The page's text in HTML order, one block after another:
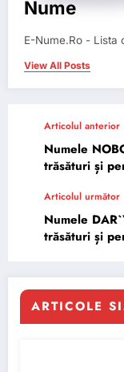
Nume
E-Nume.Ro - Lista
View All Posts
Articolul anterior
Numele
trăsături și
Articolul următor
Numele
trăsături și
ARTICOLE